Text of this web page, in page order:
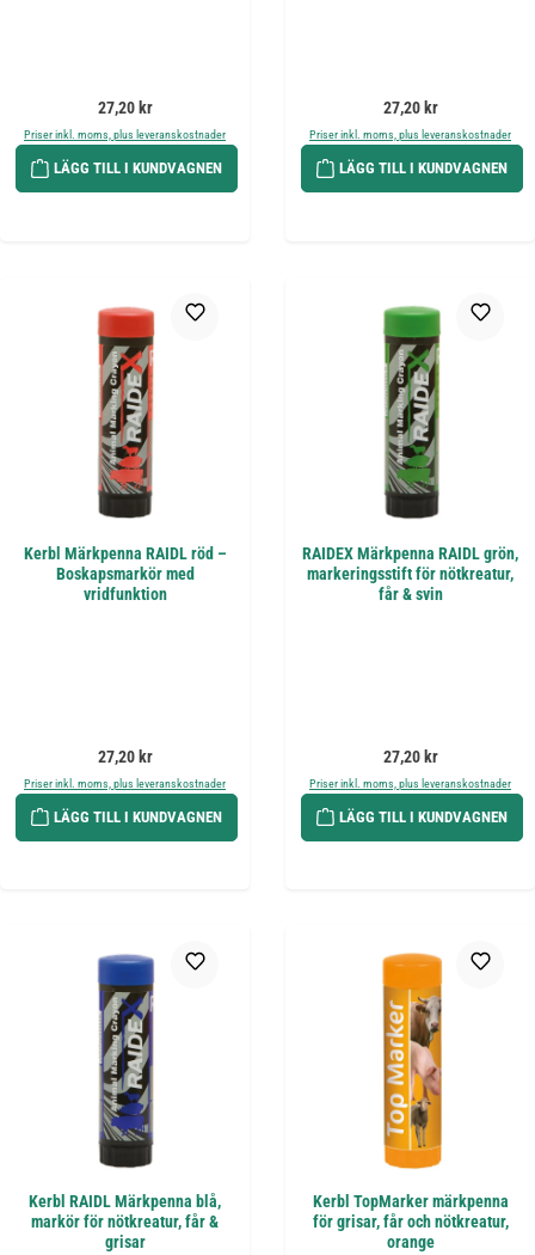
Ordinarie pris:
27,20 kr
Priser inkl. moms, plus leveranskostnader
LÄGG TILL I KUNDVAGNEN
Ordinarie pris:
27,20 kr
Priser inkl. moms, plus leveranskostnader
LÄGG TILL I KUNDVAGNEN
Kerbl Märkpenna RAIDL röd –
Boskapsmarkör med
vridfunktion
Ordinarie pris:
27,20 kr
Priser inkl. moms, plus leveranskostnader
LÄGG TILL I KUNDVAGNEN
RAIDEX Märkpenna RAIDL grön,
markeringsstift för nötkreatur,
får & svin
Ordinarie pris:
27,20 kr
Priser inkl. moms, plus leveranskostnader
LÄGG TILL I KUNDVAGNEN
Kerbl RAIDL Märkpenna blå,
markör för nötkreatur, får &
grisar
Kerbl TopMarker märkpenna
för grisar, får och nötkreatur,
orange